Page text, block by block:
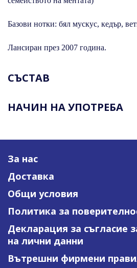
Базови нотки: бял мускус, кедър,
Лансиран през 2007 година.
СЪСТАВ
НАЧИН НА УПОТРЕБА
За нас
Доставка
Общи условия
Политика за
Декларация за съгласие
на лични данни
Вътрешни фирмени